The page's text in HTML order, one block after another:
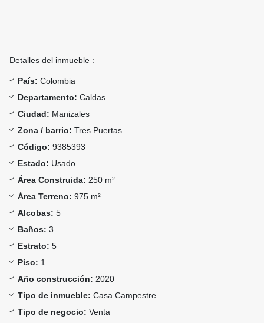
Detalles del inmueble :
País: Colombia
Departamento: Caldas
Ciudad: Manizales
Zona / barrio: Tres Puertas
Código: 9385393
Estado: Usado
Área Construida: 250 m²
Área Terreno: 975 m²
Alcobas: 5
Baños: 3
Estrato: 5
Piso: 1
Año construcción: 2020
Tipo de inmueble: Casa Campestre
Tipo de negocio: Venta